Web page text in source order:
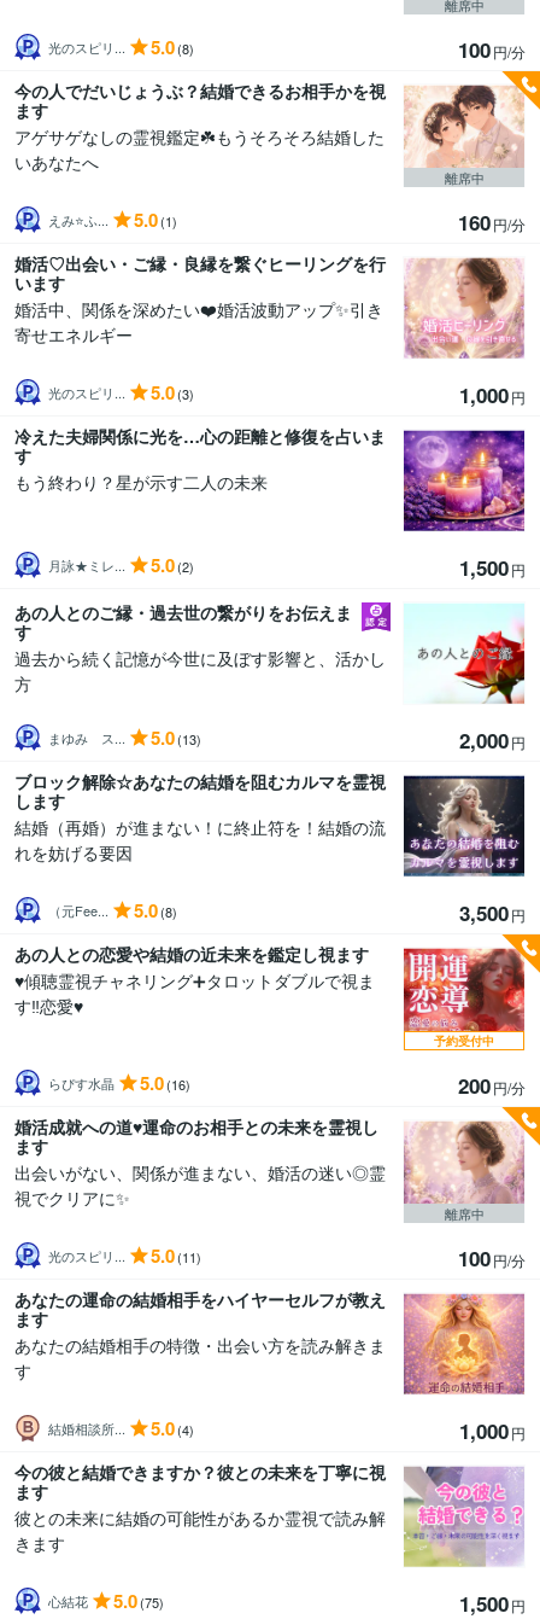
光のスピリ... 5.0(8) 100円/分
離席中
今の人でだいじょうぶ？結婚できるお相手かを視
ます
アゲサゲなしの霊視鑑定☘️もうそろそろ結婚した
いあなたへ
えみ⭐️ふ... 5.0(1) 160円/分
離席中
婚活♡出会い・ご縁・良縁を繋ぐヒーリングを行
います
婚活中、関係を深めたい❤️婚活波動アップ✨引き
寄せエネルギー
光のスピリ... 5.0(3) 1,000円
冷えた夫婦関係に光を…心の距離と修復を占いま
す
もう終わり？星が示す二人の未来
月詠★ミレ... 5.0(2) 1,500円
あの人とのご縁・過去世の繋がりをお伝えま
す
過去から続く記憶が今世に及ぼす影響と、活かし
方
まゆみ ス... 5.0(13) 2,000円
ブロック解除☆あなたの結婚を阻むカルマを霊視
します
結婚（再婚）が進まない！に終止符を！結婚の流
れを妨げる要因
（元Fee... 5.0(8) 3,500円
あの人との恋愛や結婚の近未来を鑑定し視ます
♥️傾聴霊視チャネリング➕タロットダブルで視ま
す‼️恋愛♥️
らぴす水晶 5.0(16) 200円/分
予約受付中
婚活成就への道♥️運命のお相手との未来を霊視し
ます
出会いがない、関係が進まない、婚活の迷い◎霊
視でクリアに✨
光のスピリ... 5.0(11) 100円/分
離席中
あなたの運命の結婚相手をハイヤーセルフが教え
ます
あなたの結婚相手の特徴・出会い方を読み解きま
す
結婚相談所... 5.0(4) 1,000円
今の彼と結婚できますか？彼との未来を丁寧に視
ます
彼との未来に結婚の可能性があるか霊視で読み解
きます
心結花 5.0(75) 1,500円